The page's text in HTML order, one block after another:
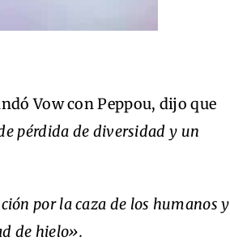
Vow con Peppou, dijo que
pérdida de diversidad y un
por la caza de los humanos y
de hielo».